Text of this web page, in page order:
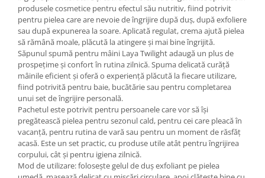
produsele cosmetice pentru efectul său nutritiv, fiind potrivit
pentru pielea care are nevoie de îngrijire după duș, după exfoliere
sau după expunerea la soare. Aplicată regulat, crema ajută pielea
să rămână moale, plăcută la atingere și mai bine îngrijită.
Săpunul spumă pentru mâini Laya Twilight adaugă un plus de
prospețime și confort în rutina zilnică. Spuma delicată curăță
mâinile eficient și oferă o experiență plăcută la fiecare utilizare,
fiind potrivită pentru baie, bucătărie sau pentru completarea
unui set de îngrijire personală.
Pachetul este potrivit pentru persoanele care vor să își
pregătească pielea pentru sezonul cald, pentru cei care pleacă în
vacanță, pentru rutina de vară sau pentru un moment de răsfăț
acasă. Este un set practic, cu produse utile atât pentru îngrijirea
corpului, cât și pentru igiena zilnică.
Mod de utilizare: folosește gelul de duș exfoliant pe pielea